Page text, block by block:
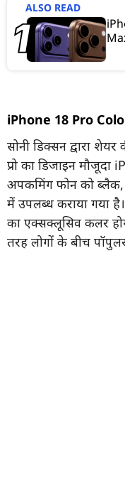
ALSO READ
iPhone 18 Pro
सोनी डिक्सन द्वारा
प्रो का डिजाइन
अपकमिंग फोन को ब्लैक,
में उपलब्ध कराया गया है।
का एक्सक्लूसिव कलर
तरह लोगों के बीच पॉपुलर